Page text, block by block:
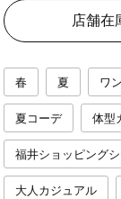
店舗在
春 夏 ワ
夏コーデ 体型
福井ショッピング
大人カジュアル